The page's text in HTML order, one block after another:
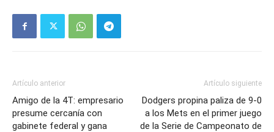
Artículo anterior
Amigo de la 4T: empresario
presume cercanía con
gabinete federal y gana
Artículo siguiente
Dodgers propina paliza de 9-0
a los Mets en el primer juego
de la Serie de Campeonato de